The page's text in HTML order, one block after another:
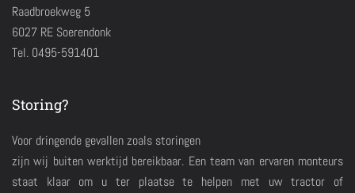
Raadbroekweg 5
6027 RE Soerendonk
Tel. 0495-591401
Storing?
Voor dringende gevallen zoals storingen
zijn wij buiten werktijd bereikbaar. Een team van ervaren monteurs
staat klaar om u ter plaatse te helpen met uw tractor of